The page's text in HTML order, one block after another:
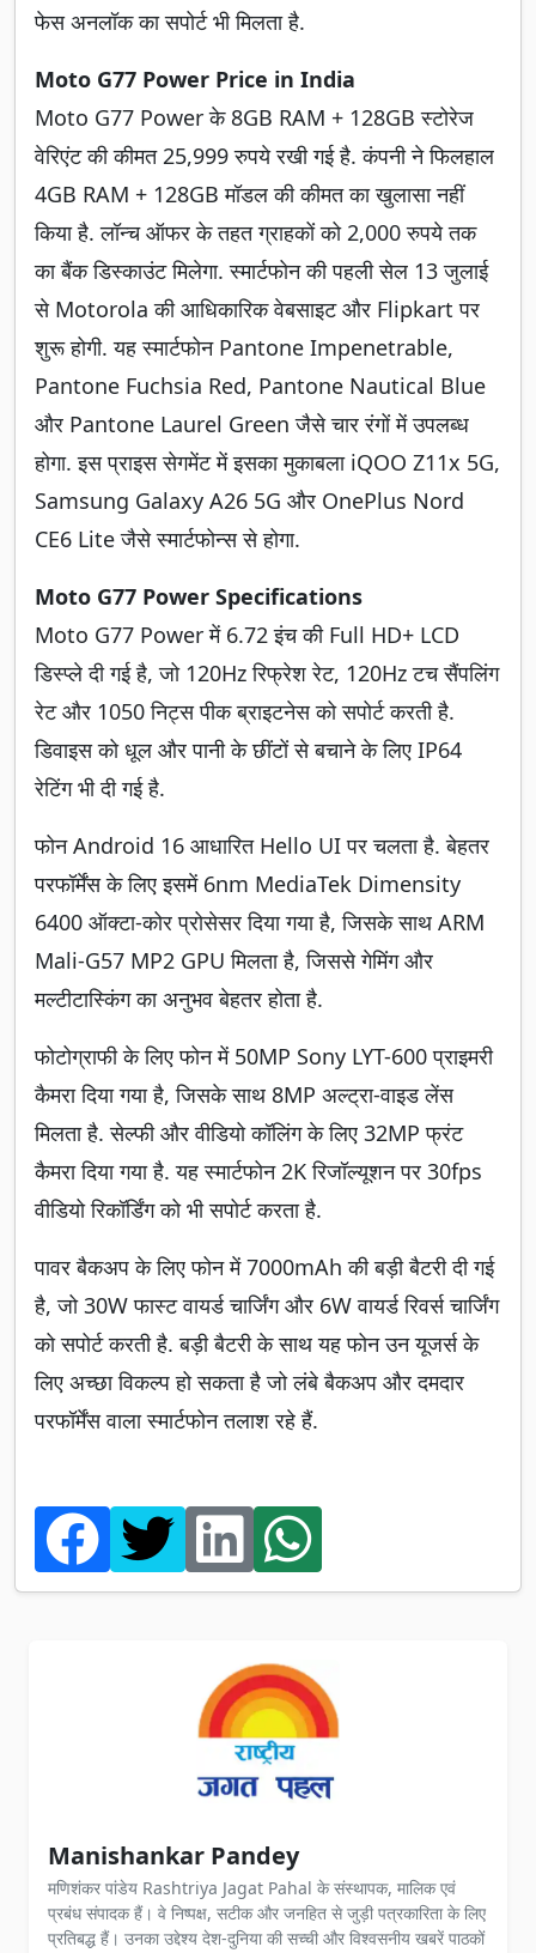
फेस अनलॉक का सपोर्ट भी मिलता है.
Moto G77 Power Price in India
Moto G77 Power के 8GB RAM + 128GB स्टोरेज
वेरिएंट की कीमत 25,999 रुपये रखी गई है. कंपनी ने फिलहाल
4GB RAM + 128GB मॉडल की कीमत का खुलासा नहीं
किया है. लॉन्च ऑफर के तहत ग्राहकों को 2,000 रुपये तक
का बैंक डिस्काउंट मिलेगा. स्मार्टफोन की पहली सेल 13 जुलाई
से Motorola की आधिकारिक वेबसाइट और Flipkart पर
शुरू होगी. यह स्मार्टफोन Pantone Impenetrable,
Pantone Fuchsia Red, Pantone Nautical Blue
और Pantone Laurel Green जैसे चार रंगों में उपलब्ध
होगा. इस प्राइस सेगमेंट में इसका मुकाबला iQOO Z11x 5G,
Samsung Galaxy A26 5G और OnePlus Nord
CE6 Lite जैसे स्मार्टफोन्स से होगा.
Moto G77 Power Specifications
Moto G77 Power में 6.72 इंच की Full HD+ LCD
डिस्प्ले दी गई है, जो 120Hz रिफ्रेश रेट, 120Hz टच सैंपलिंग
रेट और 1050 निट्स पीक ब्राइटनेस को सपोर्ट करती है.
डिवाइस को धूल और पानी के छींटों से बचाने के लिए IP64
रेटिंग भी दी गई है.
फोन Android 16 आधारित Hello UI पर चलता है. बेहतर
परफॉर्मेंस के लिए इसमें 6nm MediaTek Dimensity
6400 ऑक्टा-कोर प्रोसेसर दिया गया है, जिसके साथ ARM
Mali-G57 MP2 GPU मिलता है, जिससे गेमिंग और
मल्टीटास्किंग का अनुभव बेहतर होता है.
फोटोग्राफी के लिए फोन में 50MP Sony LYT-600 प्राइमरी
कैमरा दिया गया है, जिसके साथ 8MP अल्ट्रा-वाइड लेंस
मिलता है. सेल्फी और वीडियो कॉलिंग के लिए 32MP फ्रंट
कैमरा दिया गया है. यह स्मार्टफोन 2K रिजॉल्यूशन पर 30fps
वीडियो रिकॉर्डिंग को भी सपोर्ट करता है.
पावर बैकअप के लिए फोन में 7000mAh की बड़ी बैटरी दी गई
है, जो 30W फास्ट वायर्ड चार्जिंग और 6W वायर्ड रिवर्स चार्जिंग
को सपोर्ट करती है. बड़ी बैटरी के साथ यह फोन उन यूजर्स के
लिए अच्छा विकल्प हो सकता है जो लंबे बैकअप और दमदार
परफॉर्मेंस वाला स्मार्टफोन तलाश रहे हैं.
Manishankar Pandey
मणिशंकर पांडेय Rashtriya Jagat Pahal के संस्थापक, मालिक एवं
प्रबंध संपादक हैं। वे निष्पक्ष, सटीक और जनहित से जुड़ी पत्रकारिता के लिए
प्रतिबद्ध हैं। उनका उद्देश्य देश-दुनिया की सच्ची और विश्वसनीय खबरें पाठकों